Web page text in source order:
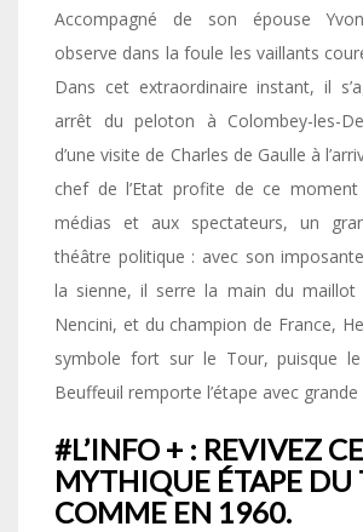
Accompagné de son épouse
observe dans la foule les vaillants
Dans cet extraordinaire instant, il
arrêt du peloton à Colombey-les-
d’une visite de Charles de Gaulle à
chef de l’Etat profite de ce
médias et aux spectateurs, un
théâtre politique : avec son
la sienne, il serre la main du maillot
Nencini, et du champion de France,
symbole fort sur le Tour, puisque
Beuffeuil remporte l’étape avec
#L’INFO + : REVIVEZ
MYTHIQUE ÉTAPE DU
COMME EN 1960.